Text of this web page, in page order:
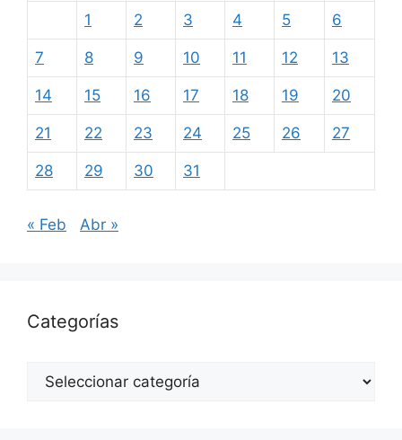
1 2 3 4 5 6
7 8 9 10 11 12 13
14 15 16 17 18 19 20
21 22 23 24 25 26 27
28 29 30 31
« Feb Abr »
Categorías
Categorías